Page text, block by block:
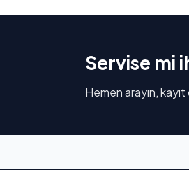
Servise mi
Hemen arayın,